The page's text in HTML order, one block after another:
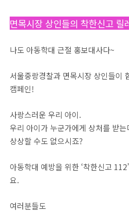
면목시장 상인들의 착한신고 릴
나도 아동학대 근절 홍보대사다~
서울중랑경찰과 면목시장 상인들이
캠페인!
사랑스러운 우리 아이.
우리 아이가 누군가에게 상처를 받는
상상할 수도 없으시죠?
아동학대 예방을 위한 ‘착한신고
요.
여러분들도